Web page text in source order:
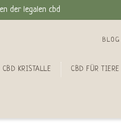
der legalen cbd
BLOG
CBD KRISTALLE CBD FÜR TIERE